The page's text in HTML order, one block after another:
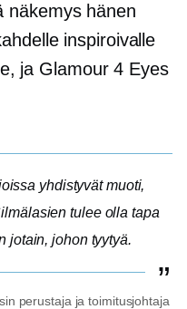
näkemys hänen
inspiroivalle
ja Glamour 4 Eyes
yhdistyvät muoti,
tulee olla tapa
jotain, johon tyytyä.
perustaja ja toimitusjohtaja